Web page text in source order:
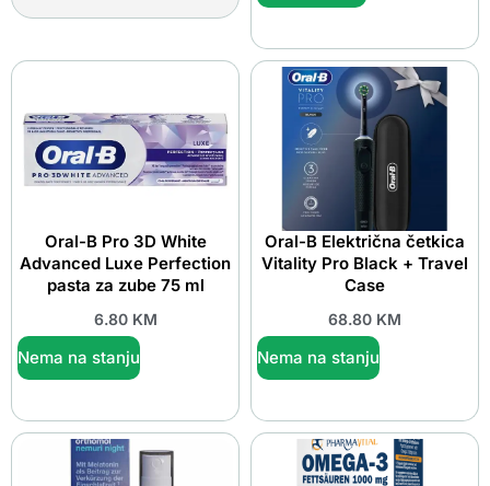
Oral-B Pro 3D White
Advanced Luxe Perfection
pasta za zube 75 ml
6.80 KM
Nema na stanju
Oral-B Električna četkica
Vitality Pro Black + Travel
Case
68.80 KM
Nema na stanju